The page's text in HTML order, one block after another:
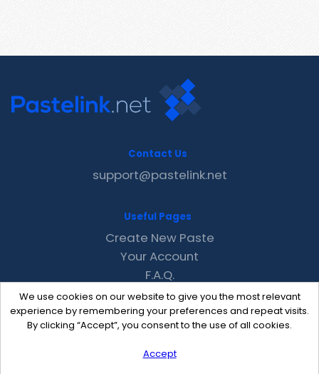
We use cookies on our website to give you the most relevant
experience by remembering your preferences and repeat visits.
By clicking “Accept”, you consent to the use of all cookies.
Accept
Contact Us
support@pastelink.net
Useful Pages
Create New Paste
Your Account
F.A.Q.
Recent
Contact